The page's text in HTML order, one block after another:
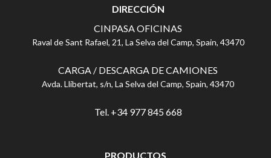
DIRECCIÓN
CINPASA OFICINAS
Raval de Sant Rafael, 21, La Selva del Camp, Spain, 43470
CARGA / DESCARGA DE CAMIONES
Avda. Llibertat, s/n, La Selva del Camp, Spain, 43470
Tel. +34 977 845 668
PRODUCTOS